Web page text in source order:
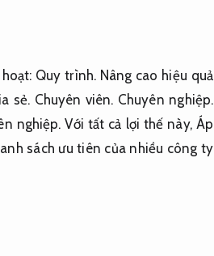
Quy trình. Nâng cao hiệu quả
sẻ. Chuyên viên. Chuyên nghiệp.
nghiệp. Với tất cả lợi thế này, Áp
sách ưu tiên của nhiều công ty